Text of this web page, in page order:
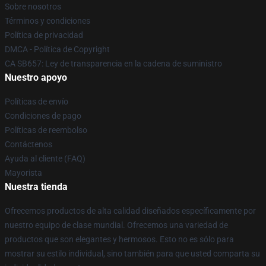
Sobre nosotros
Términos y condiciones
Política de privacidad
DMCA - Política de Copyright
CA SB657: Ley de transparencia en la cadena de suministro
Nuestro apoyo
Políticas de envío
Condiciones de pago
Políticas de reembolso
Contáctenos
Ayuda al cliente (FAQ)
Mayorista
Nuestra tienda
Ofrecemos productos de alta calidad diseñados específicamente por
nuestro equipo de clase mundial. Ofrecemos una variedad de
productos que son elegantes y hermosos. Esto no es sólo para
mostrar su estilo individual, sino también para que usted comparta su